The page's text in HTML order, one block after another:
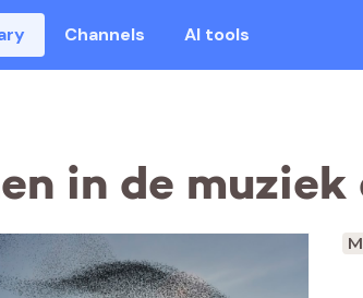
Channels AI tools
in de